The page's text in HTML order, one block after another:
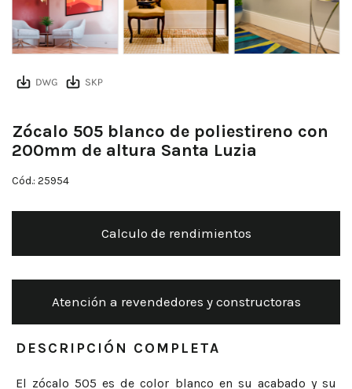
Zócalo 505 blanco de poliestireno con
200mm de altura Santa Luzia
Cód.: 25954
Calculo de rendimientos
Atención a revendedores y constructoras
DESCRIPCIÓN COMPLETA
El zócalo 505 es de color blanco en su acabado y su